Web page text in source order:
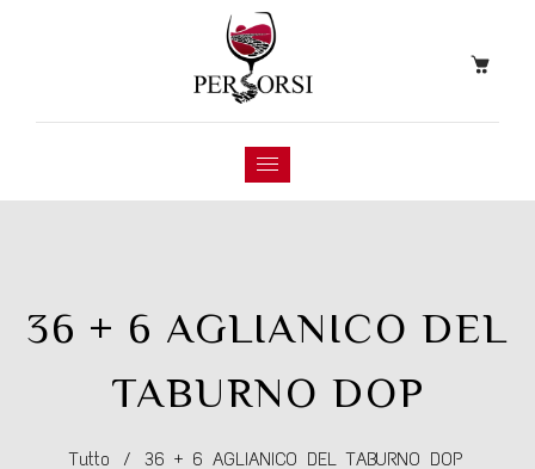
36 + 6 AGLIANICO DEL
TABURNO DOP
Tutto / 36 + 6 AGLIANICO DEL TABURNO DOP